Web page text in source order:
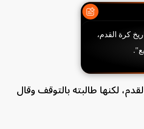
كرة القدم،
لكنها طالبته بالتوقف وقال